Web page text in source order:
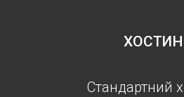
Стандартний